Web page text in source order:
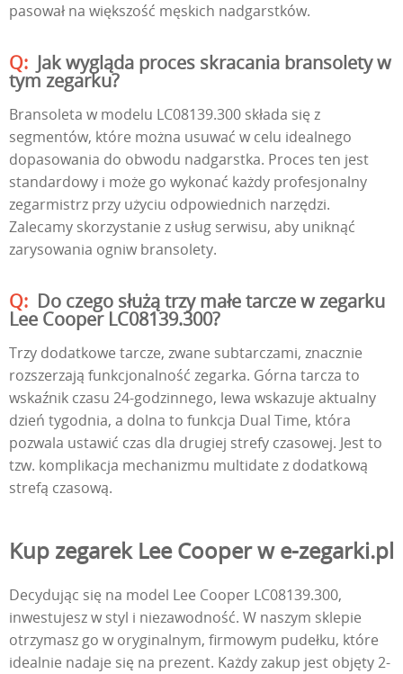
pasował na większość męskich nadgarstków.
Jak wygląda proces skracania bransolety w
tym zegarku?
Bransoleta w modelu LC08139.300 składa się z
segmentów, które można usuwać w celu idealnego
dopasowania do obwodu nadgarstka. Proces ten jest
standardowy i może go wykonać każdy profesjonalny
zegarmistrz przy użyciu odpowiednich narzędzi.
Zalecamy skorzystanie z usług serwisu, aby uniknąć
zarysowania ogniw bransolety.
Do czego służą trzy małe tarcze w zegarku
Lee Cooper LC08139.300?
Trzy dodatkowe tarcze, zwane subtarczami, znacznie
rozszerzają funkcjonalność zegarka. Górna tarcza to
wskaźnik czasu 24-godzinnego, lewa wskazuje aktualny
dzień tygodnia, a dolna to funkcja Dual Time, która
pozwala ustawić czas dla drugiej strefy czasowej. Jest to
tzw. komplikacja mechanizmu multidate z dodatkową
strefą czasową.
Kup zegarek Lee Cooper w e-zegarki.pl
Decydując się na model Lee Cooper LC08139.300,
inwestujesz w styl i niezawodność. W naszym sklepie
otrzymasz go w oryginalnym, firmowym pudełku, które
idealnie nadaje się na prezent. Każdy zakup jest objęty 2-